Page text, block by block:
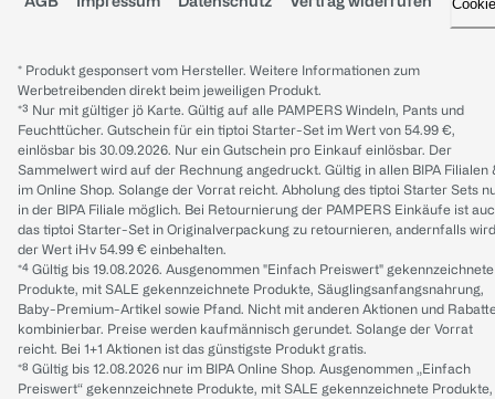
* Produkt gesponsert vom Hersteller. Weitere Informationen zum
Werbetreibenden direkt beim jeweiligen Produkt.
*³ Nur mit gültiger jö Karte. Gültig auf alle PAMPERS Windeln, Pants und
Feuchttücher. Gutschein für ein tiptoi Starter-Set im Wert von 54.99 €,
einlösbar bis 30.09.2026. Nur ein Gutschein pro Einkauf einlösbar. Der
Sammelwert wird auf der Rechnung angedruckt. Gültig in allen BIPA Filialen
im Online Shop. Solange der Vorrat reicht. Abholung des tiptoi Starter Sets
in der BIPA Filiale möglich. Bei Retournierung der PAMPERS Einkäufe ist
das tiptoi Starter-Set in Originalverpackung zu retournieren, andernfalls wird
der Wert iHv 54.99 € einbehalten.
*⁴ Gültig bis 19.08.2026. Ausgenommen "Einfach Preiswert" gekennzeichnete
Produkte, mit SALE gekennzeichnete Produkte, Säuglingsanfangsnahrung,
Baby-Premium-Artikel sowie Pfand. Nicht mit anderen Aktionen und
kombinierbar. Preise werden kaufmännisch gerundet. Solange der Vorrat
reicht. Bei 1+1 Aktionen ist das günstigste Produkt gratis.
*⁸ Gültig bis 12.08.2026 nur im BIPA Online Shop. Ausgenommen „Einfach
Preiswert“ gekennzeichnete Produkte, mit SALE gekennzeichnete Produkte,